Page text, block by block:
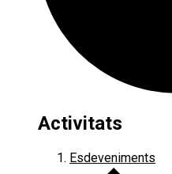
Activitats
Esdeveniments